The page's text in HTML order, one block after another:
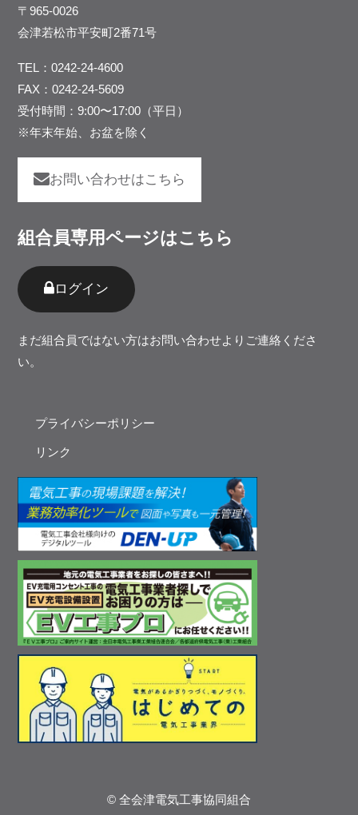
〒965-0026
会津若松市平安町2番71号
TEL：0242-24-4600
FAX：0242-24-5609
受付時間：9:00〜17:00（平日）
※年末年始、お盆を除く
お問い合わせはこちら
組合員専用ページはこちら
ログイン
まだ組合員ではない⽅はお問い合わせよりご連絡くださ
い。
プライバシーポリシー
リンク
© 全会津電気工事協同組合